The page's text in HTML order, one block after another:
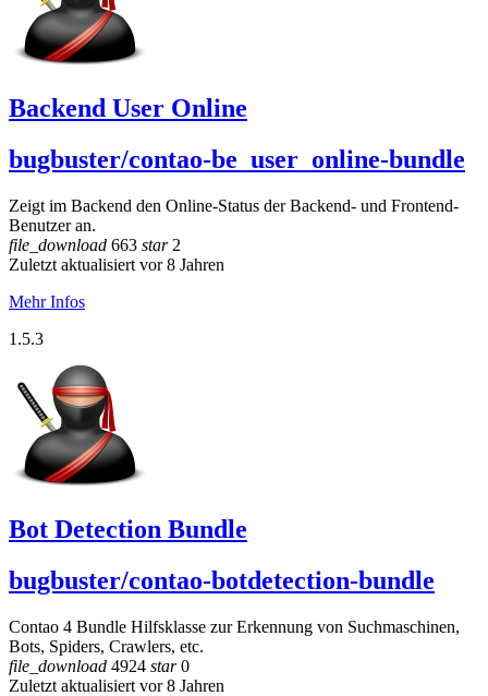
Backend User Online
bugbuster/contao-be_user_online-bundle
Zeigt im Backend den Online-Status der Backend- und Frontend-
Benutzer an.
file_download 663 star2
Zuletzt aktualisiert vor 8 Jahren
Mehr Infos
1.5.3
Bot Detection Bundle
bugbuster/contao-botdetection-bundle
Contao 4 Bundle Hilfsklasse zur Erkennung von Suchmaschinen,
Bots, Spiders, Crawlers, etc.
file_download 4924 star0
Zuletzt aktualisiert vor 8 Jahren